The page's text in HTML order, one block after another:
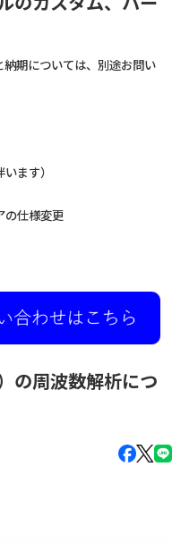
期については、別途お問い
ます）
の仕様変更
の周波数解析につ